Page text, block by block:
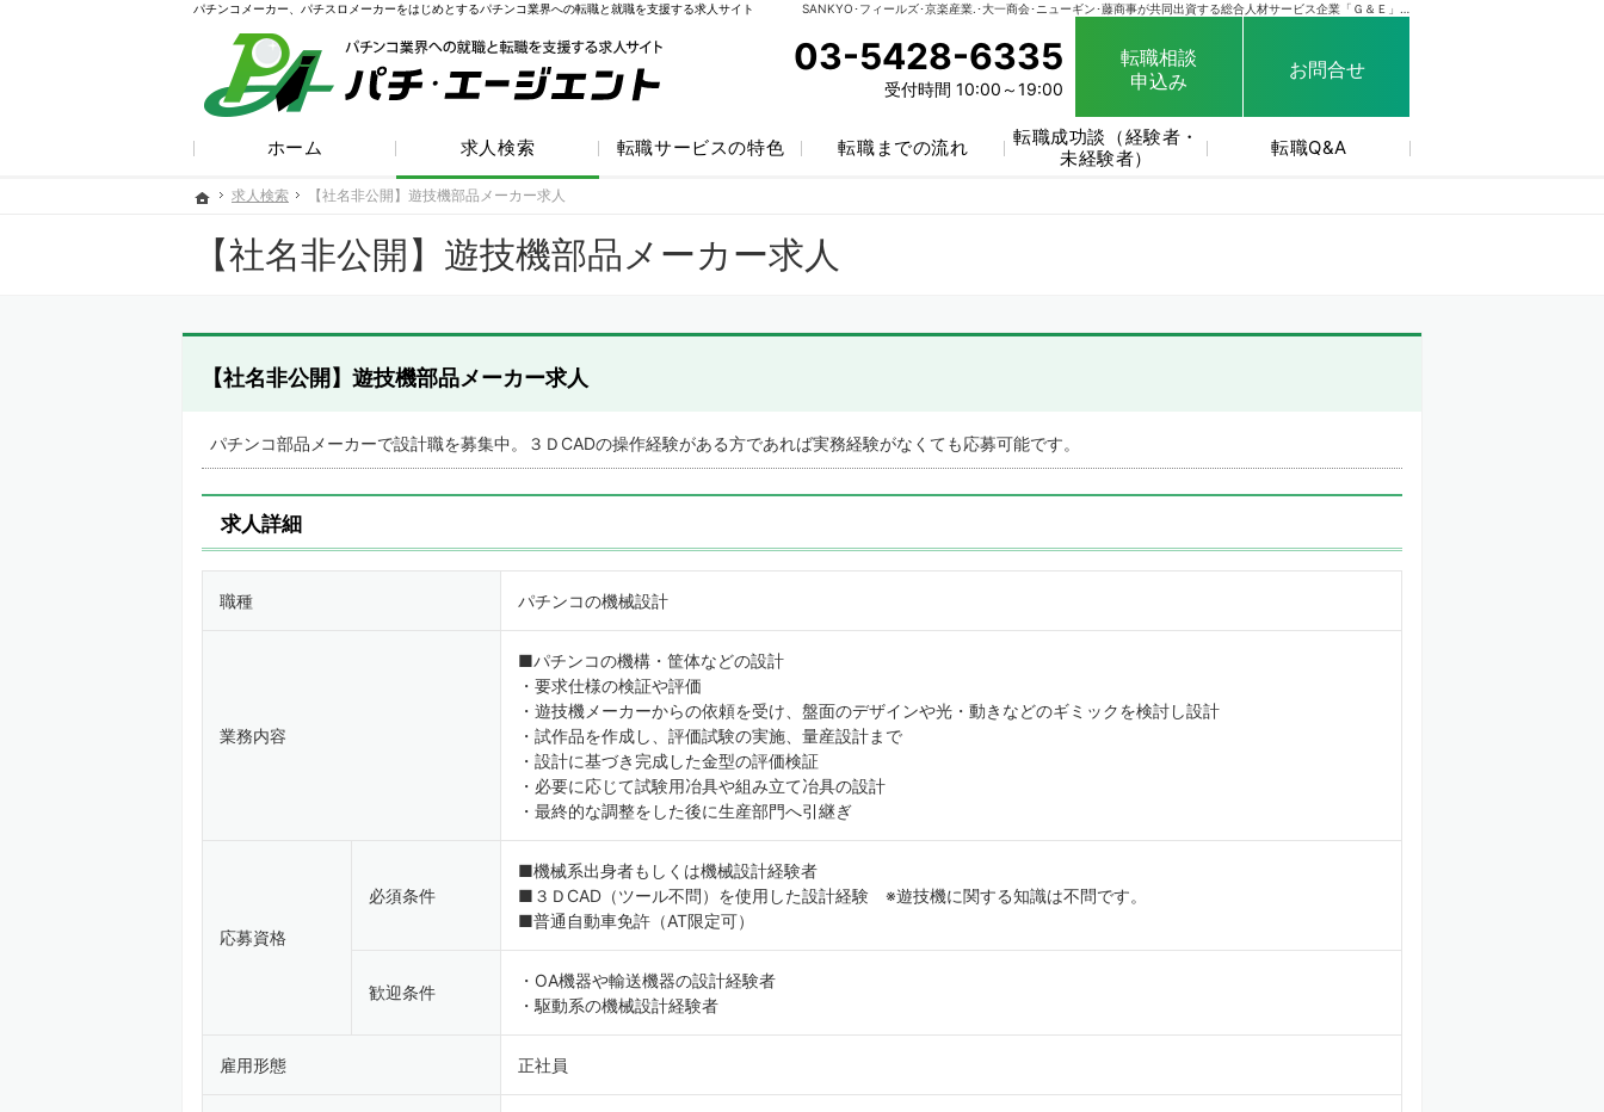
ホーム
求人検索 【社名非公開】遊技機部品メーカー求人
【社名非公開】遊技機部品メーカー求人
パチンコメーカー、パチスロメーカーをはじめとするパチンコ業界への転職と就職を支援する求人サイト
【社名非公開】遊技機部品メーカー求人
パチンコ部品メーカーで設計職を募集中。３ＤCADの操作経験がある方であれば実務経験がなくても応募可能です。
求人詳細
職種 パチンコの機械設計
業務内容
■パチンコの機構・筐体などの設計
・要求仕様の検証や評価
・遊技機メーカーからの依頼を受け、盤面のデザインや光・動きなどのギミックを検討し設計
・試作品を作成し、評価試験の実施、量産設計まで
・設計に基づき完成した金型の評価検証
・必要に応じて試験用冶具や組み立て冶具の設計
・最終的な調整をした後に生産部門へ引継ぎ
応募資格
必須条件
■機械系出身者もしくは機械設計経験者
■３ＤCAD（ツール不問）を使用した設計経験 ※遊技機に関する知識は不問です。
■普通自動車免許（AT限定可）
歓迎条件
・OA機器や輸送機器の設計経験者
・駆動系の機械設計経験者
雇用形態 正社員
03-5428-6335
受付時間 10:00～19:00
転職相談
申込み
お問合せ
ホーム 求人検索 転職サービスの特色 転職までの流れ
転職成功談（経験者・
未経験者）
転職Q&A
ホーム
求人検索 【社名非公開】遊技機部品メーカー求人